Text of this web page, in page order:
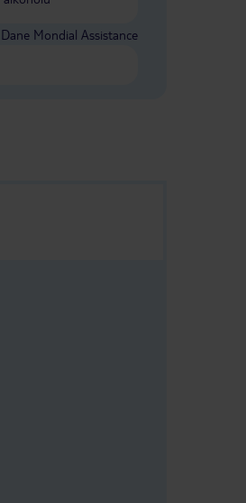
Dane Mondial Assistance